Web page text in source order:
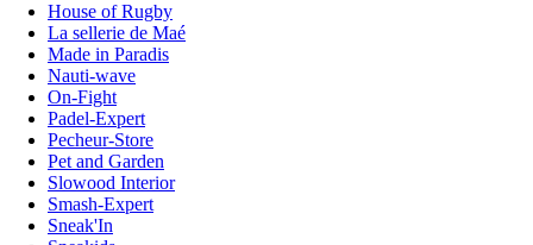
House of Rugby
La sellerie de Maé
Made in Paradis
Nauti-wave
On-Fight
Padel-Expert
Pecheur-Store
Pet and Garden
Slowood Interior
Smash-Expert
Sneak'In